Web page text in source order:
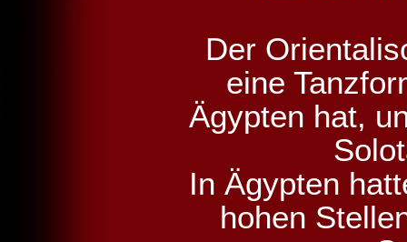
Der
eine
Ägypten hat,
In Ägypten
hohen